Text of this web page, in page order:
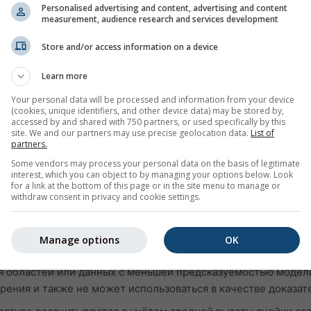
посмотреть информацию о погоде за вчера или
архива погоды разделены на 3 графика:
влажность с часовым шагом
ясное небо (светло-голубой фон). Чем темнее серый фон,
(в градусах: 0° = север, 90° = восток, 180° = юг и
зелёная линия показывает скорость ветра, а
данные моделирования, а не измеренные данные, для
измерениями метеостанций (поскольку более чем в 99 %
данные с высокой предсказуемостью могут
областей или данных с меньшей предсказуемостью
и также не может использоваться в качестве
Personalised advertising and content, advertising and content
measurement, audience research and services development
Store and/or access information on a device
Learn more
Your personal data will be processed and information from your device
(cookies, unique identifiers, and other device data) may be stored by,
accessed by and shared with 750 partners, or used specifically by this
site. We and our partners may use precise geolocation data. List of
partners.
Some vendors may process your personal data on the basis of legitimate
interest, which you can object to by managing your options below. Look
for a link at the bottom of this page or in the site menu to manage or
withdraw consent in privacy and cookie settings.
OK
Manage options